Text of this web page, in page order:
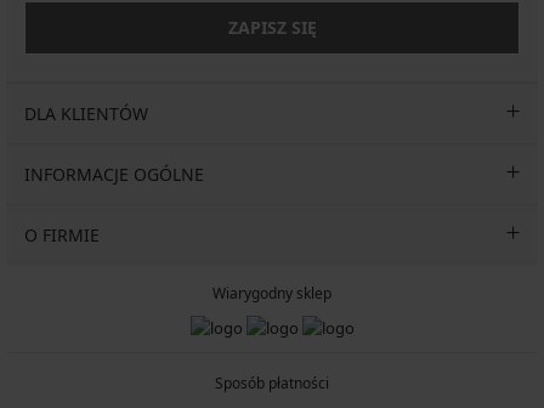
ZAPISZ SIĘ
DLA KLIENTÓW
INFORMACJE OGÓLNE
O FIRMIE
Wiarygodny sklep
Sposób płatności